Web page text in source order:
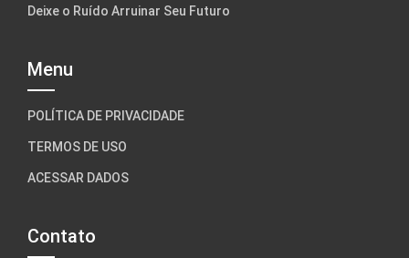
Deixe o Ruído Arruinar Seu Futuro
Menu
POLÍTICA DE PRIVACIDADE
TERMOS DE USO
ACESSAR DADOS
Contato